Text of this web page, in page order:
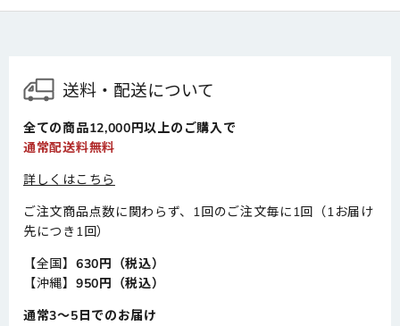
送料・配送について
全ての商品12,000円以上のご購入で
通常配送料無料
詳しくはこちら
ご注文商品点数に関わらず、1回のご注文毎に1回（1お届け
先につき1回）
【全国】 630円（税込）
【沖縄】 950円（税込）
通常3～5日でのお届け